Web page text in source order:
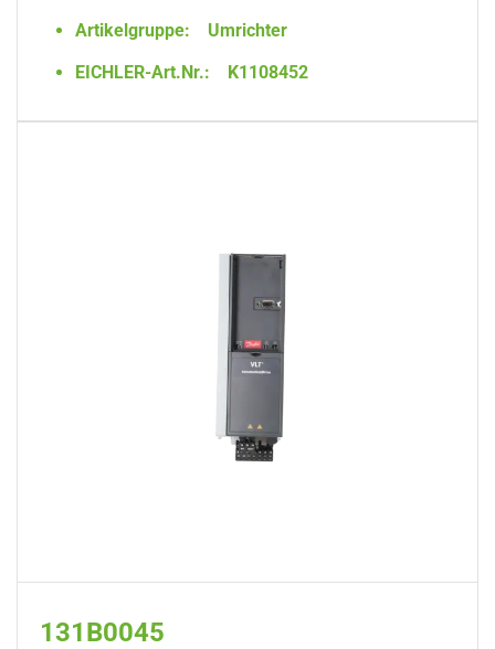
Artikelgruppe:
Umrichter
EICHLER-Art.Nr.:
K1108452
131B0045